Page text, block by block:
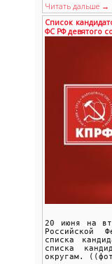
Читать дальше →
Список
ФС РФ девятого
20 июня на
Российской
списка
списка